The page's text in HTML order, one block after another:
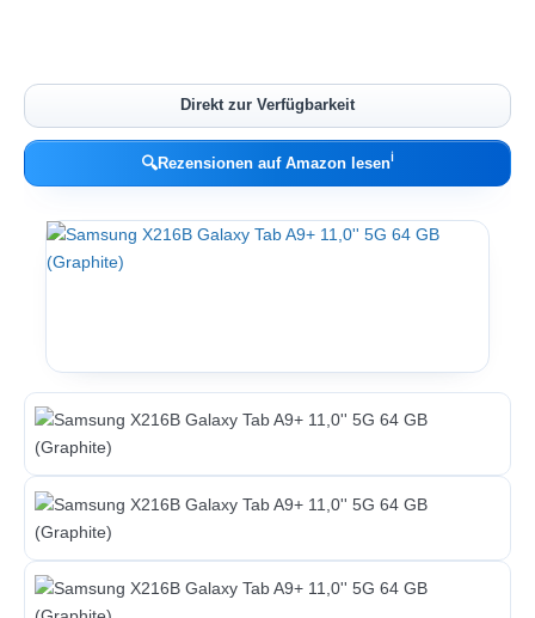
Direkt zur Verfügbarkeit
🔍Rezensionen auf Amazon lesenℹ︎